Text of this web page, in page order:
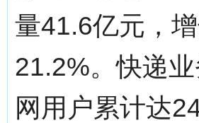
量41.6亿元，
21.2%。快递
网用户累计达